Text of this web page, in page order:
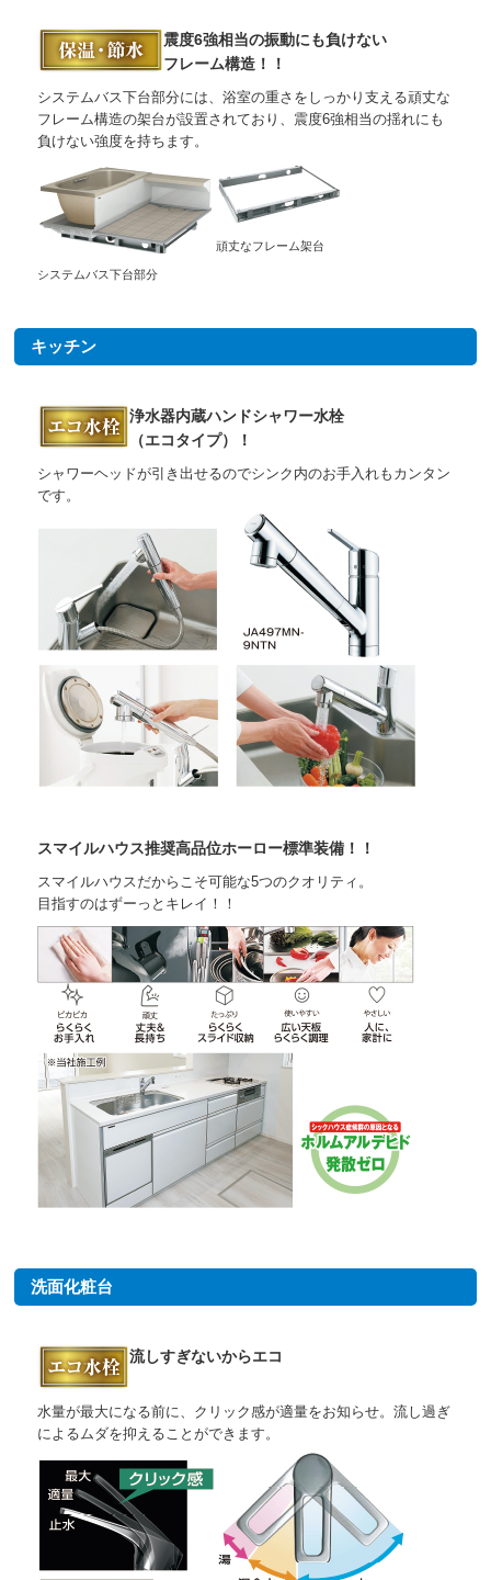
震度6強相当の振動にも負けない
フレーム構造！！
システムバス下台部分には、浴室の重さをしっかり支える頑丈な
フレーム構造の架台が設置されており、震度6強相当の揺れにも
負けない強度を持ちます。
システムバス下台部分
頑丈なフレーム架台
キッチン
浄水器内蔵ハンドシャワー水栓
（エコタイプ）！
シャワーヘッドが引き出せるのでシンク内のお手入れもカンタン
です。
スマイルハウス推奨高品位ホーロー標準装備！！
スマイルハウスだからこそ可能な5つのクオリティ。
目指すのはずーっとキレイ！！
洗面化粧台
流しすぎないからエコ
水量が最大になる前に、クリック感が適量をお知らせ。流し過ぎ
によるムダを抑えることができます。